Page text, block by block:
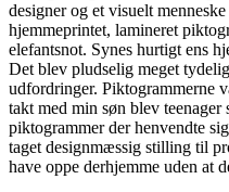
designer og et visuelt
hjemmeprintet, lamineret
elefantsnot. Synes hurtigt ens
Det blev pludselig meget
udfordringer. Piktogrammerne
takt med min søn blev
piktogrammer der henvendte
taget designmæssig stilling til
have oppe derhjemme uden at